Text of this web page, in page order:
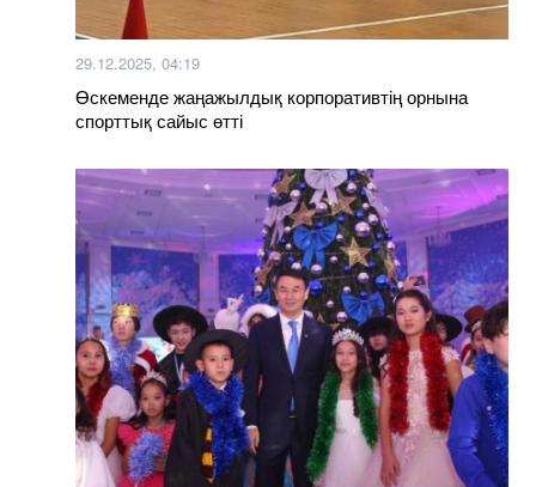
29.12.2025, 04:19
Өскеменде жаңажылдық корпоративтің орнына
спорттық сайыс өтті